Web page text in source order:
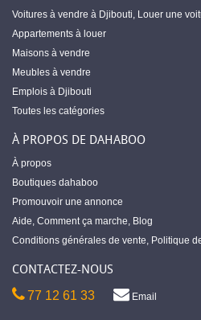
Voitures à vendre à Djibouti, Louer une
Appartements à louer
Maisons à vendre
Meubles à vendre
Emplois à Djibouti
Toutes les catégories
À PROPOS DE DAHABOO
À propos
Boutiques dahaboo
Promouvoir une annonce
Aide, Comment ça marche, Blog
Conditions générales de vente, Politique
CONTACTEZ-NOUS
77 12 61 33 Email